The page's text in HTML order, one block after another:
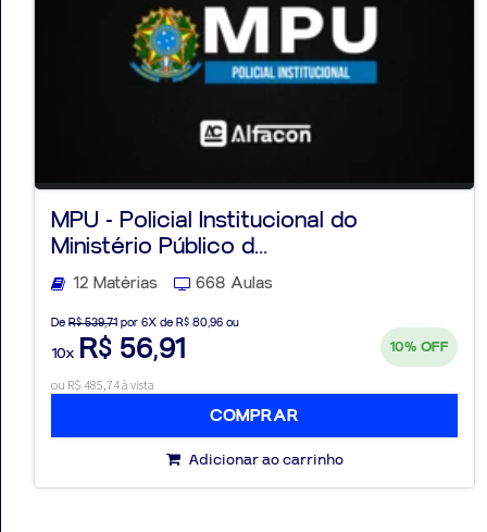
MPU - Policial Institucional do
Ministério Público d...
12 Matérias 668 Aulas
De R$ 539,71 por 6X de R$ 80,96 ou
10x R$ 56,91 10% OFF
ou R$ 485,74 à vista
COMPRAR
Adicionar ao carrinho